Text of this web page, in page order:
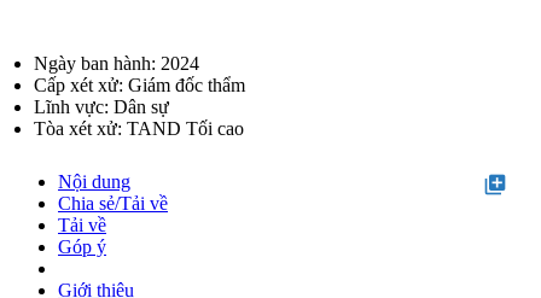
Ngày ban hành: 2024
Cấp xét xử: Giám đốc thẩm
Lĩnh vực: Dân sự
Tòa xét xử: TAND Tối cao
library_add
Nội dung
Chia sẻ/Tải về
Tải về
Góp ý
Giới thiệu